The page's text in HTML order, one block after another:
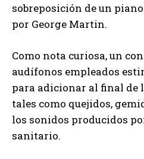
sobreposición de un
por George Martin.
Como nota curiosa, un
audífonos empleados
para adicionar al final de
tales como quejidos,
los sonidos producidos
sanitario.